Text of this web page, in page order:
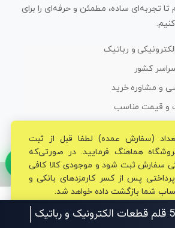
تجربه‌ای ساده، مطمئن و حرفه‌ای را برای
و رباتیک
کشور
و مشاوره خرید
و قیمت مناسب
تخصصی قم الکترونیک محفوظ می‌باشد.
(سفارش عمده) لطفا قبل از ثبت
هماهنگ فرمایید. در صورتی‌که
سفارش ثبت شود و موجودی کالا کافی
پرداختی پس از کسر کارمزدهای بانکی و
شما بازگشت داده خواهد شد.
قلم قطعات